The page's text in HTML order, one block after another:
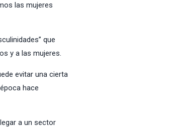
las mujeres
que
y a las mujeres.
evitar una cierta
hace
a un sector